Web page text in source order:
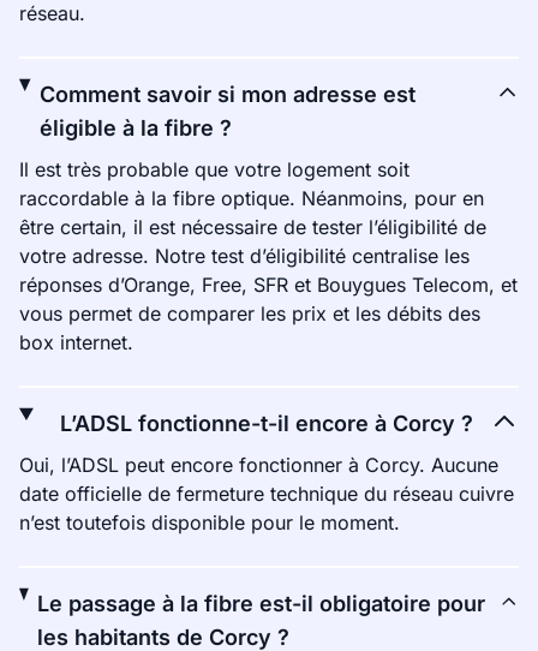
réseau.
Comment savoir si mon adresse est
éligible à la fibre ?
Il est très probable que votre logement soit
raccordable à la fibre optique. Néanmoins, pour en
être certain, il est nécessaire de tester l’éligibilité de
votre adresse. Notre test d’éligibilité centralise les
réponses d’Orange, Free, SFR et Bouygues Telecom, et
vous permet de comparer les prix et les débits des
box internet.
L’ADSL fonctionne-t-il encore à Corcy ?
Oui, l’ADSL peut encore fonctionner à Corcy. Aucune
date officielle de fermeture technique du réseau cuivre
n’est toutefois disponible pour le moment.
Le passage à la fibre est-il obligatoire pour
les habitants de Corcy ?